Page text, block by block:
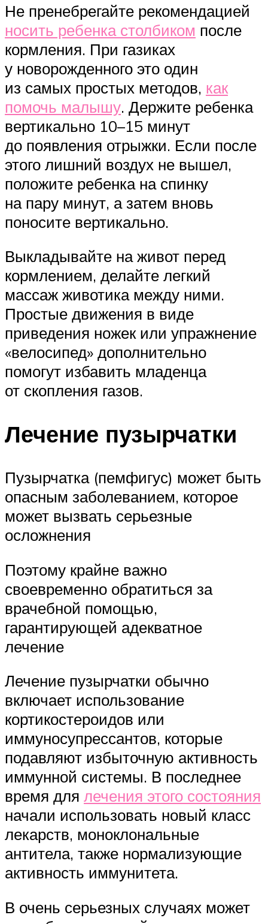
Не пренебрегайте рекомендацией
носить ребенка столбиком после
кормления. При газиках
у новорожденного это один
из самых простых методов, как
помочь малышу. Держите ребенка
вертикально 10–15 минут
до появления отрыжки. Если после
этого лишний воздух не вышел,
положите ребенка на спинку
на пару минут, а затем вновь
поносите вертикально.
Выкладывайте на живот перед
кормлением, делайте легкий
массаж животика между ними.
Простые движения в виде
приведения ножек или упражнение
«велосипед» дополнительно
помогут избавить младенца
от скопления газов.
Лечение пузырчатки
Пузырчатка (пемфигус) может быть
опасным заболеванием, которое
может вызвать серьезные
осложнения
Поэтому крайне важно
своевременно обратиться за
врачебной помощью,
гарантирующей адекватное
лечение
Лечение пузырчатки обычно
включает использование
кортикостероидов или
иммуносупрессантов, которые
подавляют избыточную активность
иммунной системы. В последнее
время для лечения этого состояния
начали использовать новый класс
лекарств, моноклональные
антитела, также нормализующие
активность иммунитета.
В очень серьезных случаях может